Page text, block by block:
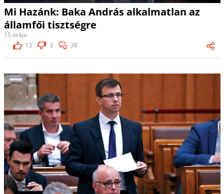
Mi Hazánk: Baka András alkalmatlan az
államfői tisztségre
15 órája
13
3 38